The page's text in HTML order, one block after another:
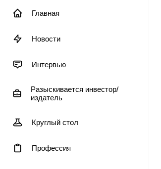
Главная
Новости
Интервью
Разыскивается инвестор/
издатель
Круглый стол
Профессия